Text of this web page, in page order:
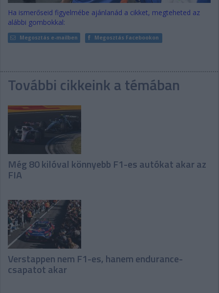
Ha ismerőseid figyelmébe ajánlanád a cikket, megteheted az
alábbi gombokkal:
Megosztás e-mailben Megosztás Facebookon
További cikkeink a témában
Még 80 kilóval könnyebb F1-es autókat akar az
FIA
Verstappen nem F1-es, hanem endurance-
csapatot akar